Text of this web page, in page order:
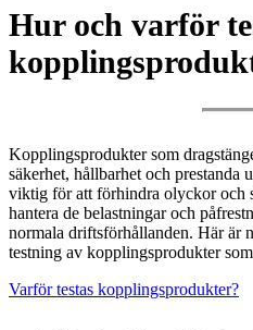
Hur och varför
Kopplingsprodukter som
säkerhet, hållbarhet och prestanda
viktig för att förhindra olyckor och
hantera de belastningar och
normala driftsförhållanden. Här är
testning av kopplingsprodukter
Varför testas kopplingsprodukter?